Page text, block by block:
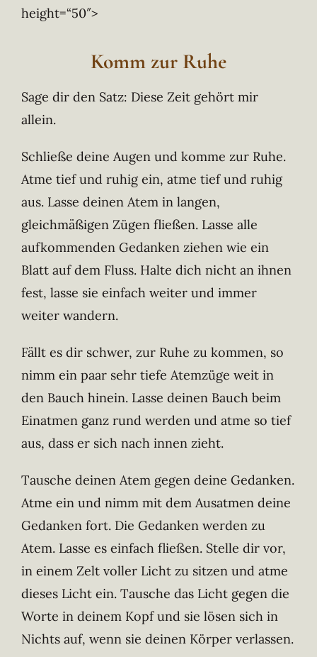
height=“50″>
Komm zur Ruhe
Sage dir den Satz: Diese Zeit gehört mir
allein.
Schließe deine Augen und komme zur Ruhe.
Atme tief und ruhig ein, atme tief und ruhig
aus. Lasse deinen Atem in langen,
gleichmäßigen Zügen fließen. Lasse alle
aufkommenden Gedanken ziehen wie ein
Blatt auf dem Fluss. Halte dich nicht an ihnen
fest, lasse sie einfach weiter und immer
weiter wandern.
Fällt es dir schwer, zur Ruhe zu kommen, so
nimm ein paar sehr tiefe Atemzüge weit in
den Bauch hinein. Lasse deinen Bauch beim
Einatmen ganz rund werden und atme so tief
aus, dass er sich nach innen zieht.
Tausche deinen Atem gegen deine Gedanken.
Atme ein und nimm mit dem Ausatmen deine
Gedanken fort. Die Gedanken werden zu
Atem. Lasse es einfach fließen. Stelle dir vor,
in einem Zelt voller Licht zu sitzen und atme
dieses Licht ein. Tausche das Licht gegen die
Worte in deinem Kopf und sie lösen sich in
Nichts auf, wenn sie deinen Körper verlassen.